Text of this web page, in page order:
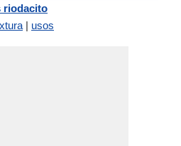
riodacito
| usos